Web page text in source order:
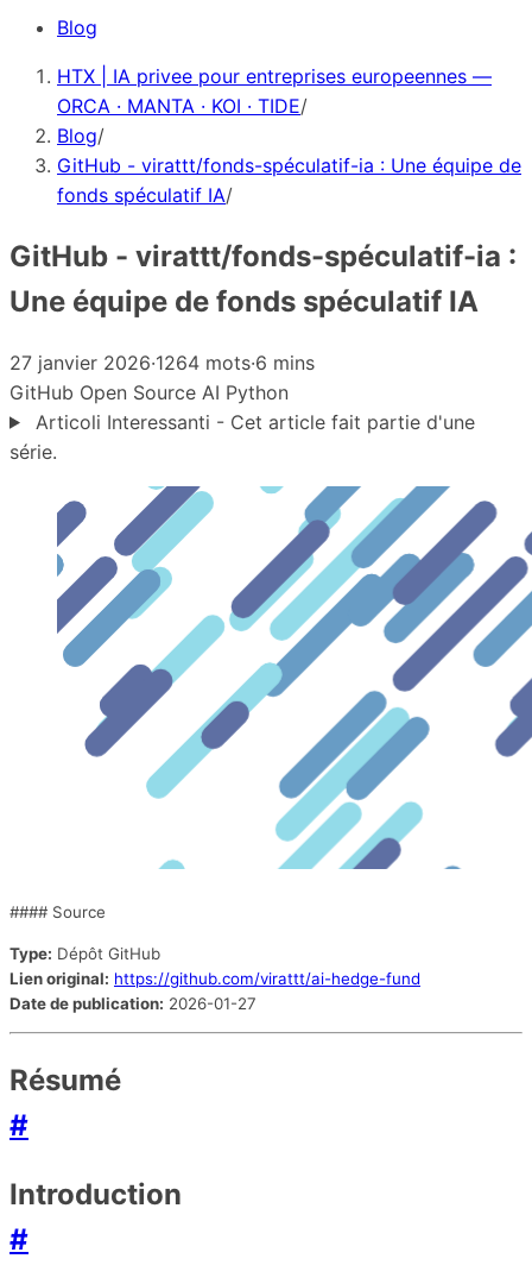
Blog
HTX | IA privee pour entreprises europeennes —
ORCA · MANTA · KOI · TIDE/
Blog/
GitHub - virattt/fonds-spéculatif-ia : Une équipe de
fonds spéculatif IA/
GitHub - virattt/fonds-spéculatif-ia :
Une équipe de fonds spéculatif IA
27 janvier 2026·1264 mots·6 mins
GitHub Open Source AI Python
Articoli Interessanti - Cet article fait partie d'une
série.
#### Source
Type: Dépôt GitHub
Lien original: https://github.com/virattt/ai-hedge-fund
Date de publication: 2026-01-27
Résumé
#
Introduction
#